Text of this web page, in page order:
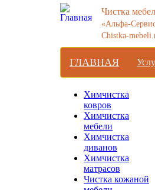
Чистка
«Альфа-
Chistka-
ГЛАВНАЯ
Химчистка
ковров
Химчистка
мебели
Химчистка
диванов
Химчистка
матрасов
Чистка кожаной